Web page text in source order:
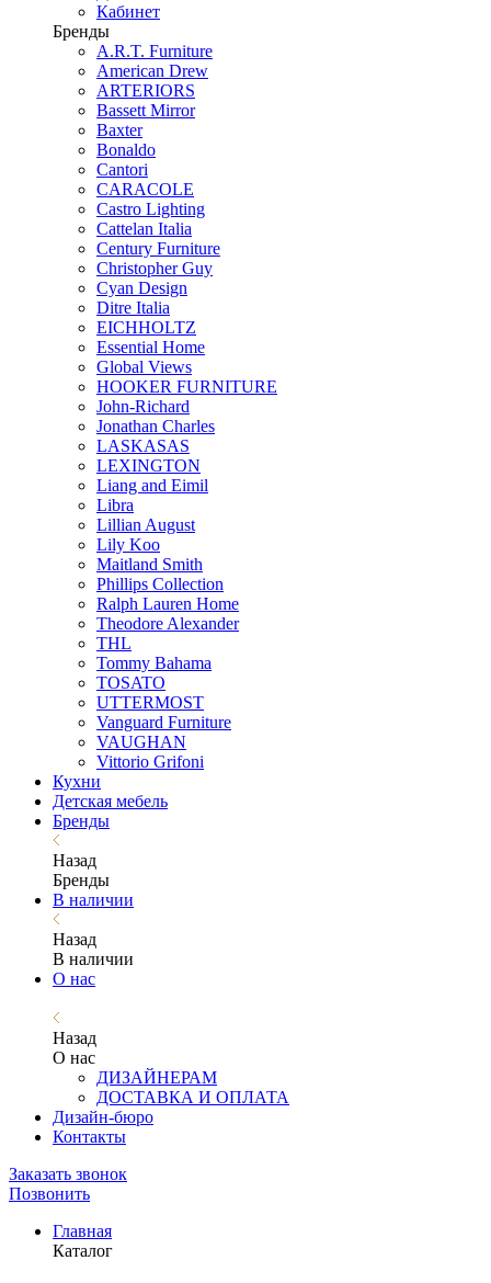
Кабинет
Бренды
A.R.T. Furniture
American Drew
ARTERIORS
Bassett Mirror
Baxter
Bonaldo
Cantori
CARACOLE
Castro Lighting
Cattelan Italia
Century Furniture
Christopher Guy
Cyan Design
Ditre Italia
EICHHOLTZ
Essential Home
Global Views
HOOKER FURNITURE
John-Richard
Jonathan Charles
LASKASAS
LEXINGTON
Liang and Eimil
Libra
Lillian August
Lily Koo
Maitland Smith
Phillips Collection
Ralph Lauren Home
Theodore Alexander
THL
Tommy Bahama
TOSATO
UTTERMOST
Vanguard Furniture
VAUGHAN
Vittorio Grifoni
Кухни
Детская мебель
Бренды
Назад
Бренды
В наличии
Назад
В наличии
О нас
Назад
О нас
ДИЗАЙНЕРАМ
ДОСТАВКА И ОПЛАТА
Дизайн-бюро
Контакты
Заказать звонок
Позвонить
Главная
Каталог